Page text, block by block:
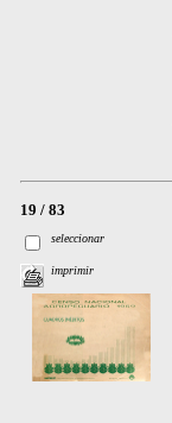
19 / 83
seleccionar
imprimir